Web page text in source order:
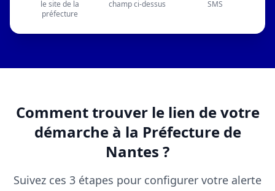
le site de la
préfecture
champ ci-dessus
SMS
Comment trouver le lien de votre
démarche à la Préfecture de
Nantes ?
Suivez ces 3 étapes pour configurer votre alerte